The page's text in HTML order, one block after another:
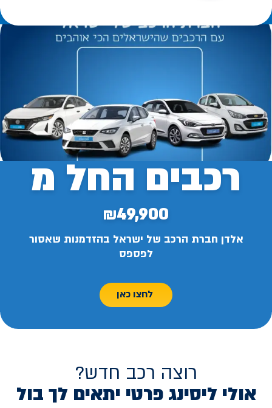
רכבים החל מ
₪49,900
אלדן חברת הרכב של ישראל בהזדמנות שאסור
לפספס
לחצו כאן
רוצה רכב חדש?
אולי ליסינג פרטי יתאים לך בול